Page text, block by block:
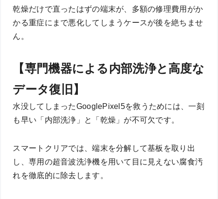
乾燥だけで直ったはずの端末が、多額の修理費用がか
かる重症にまで悪化してしまうケースが後を絶ちませ
ん。
【専門機器による内部洗浄と高度な
データ復旧】
水没してしまったGooglePixel5を救うためには、一刻
も早い「内部洗浄」と「乾燥」が不可欠です。
スマートクリアでは、端末を分解して基板を取り出
し、専用の超音波洗浄機を用いて目に見えない腐食汚
れを徹底的に除去します。